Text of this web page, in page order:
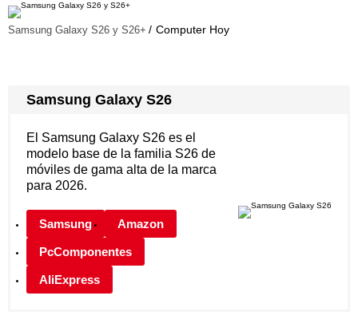
Samsung Galaxy S26 y S26+ Computer Hoy
Samsung Galaxy S26
Samsung Amazon
PcComponentes
AliExpress
El Samsung Galaxy S26 es el
modelo base de la familia S26 de
móviles de gama alta de la marca
para 2026.